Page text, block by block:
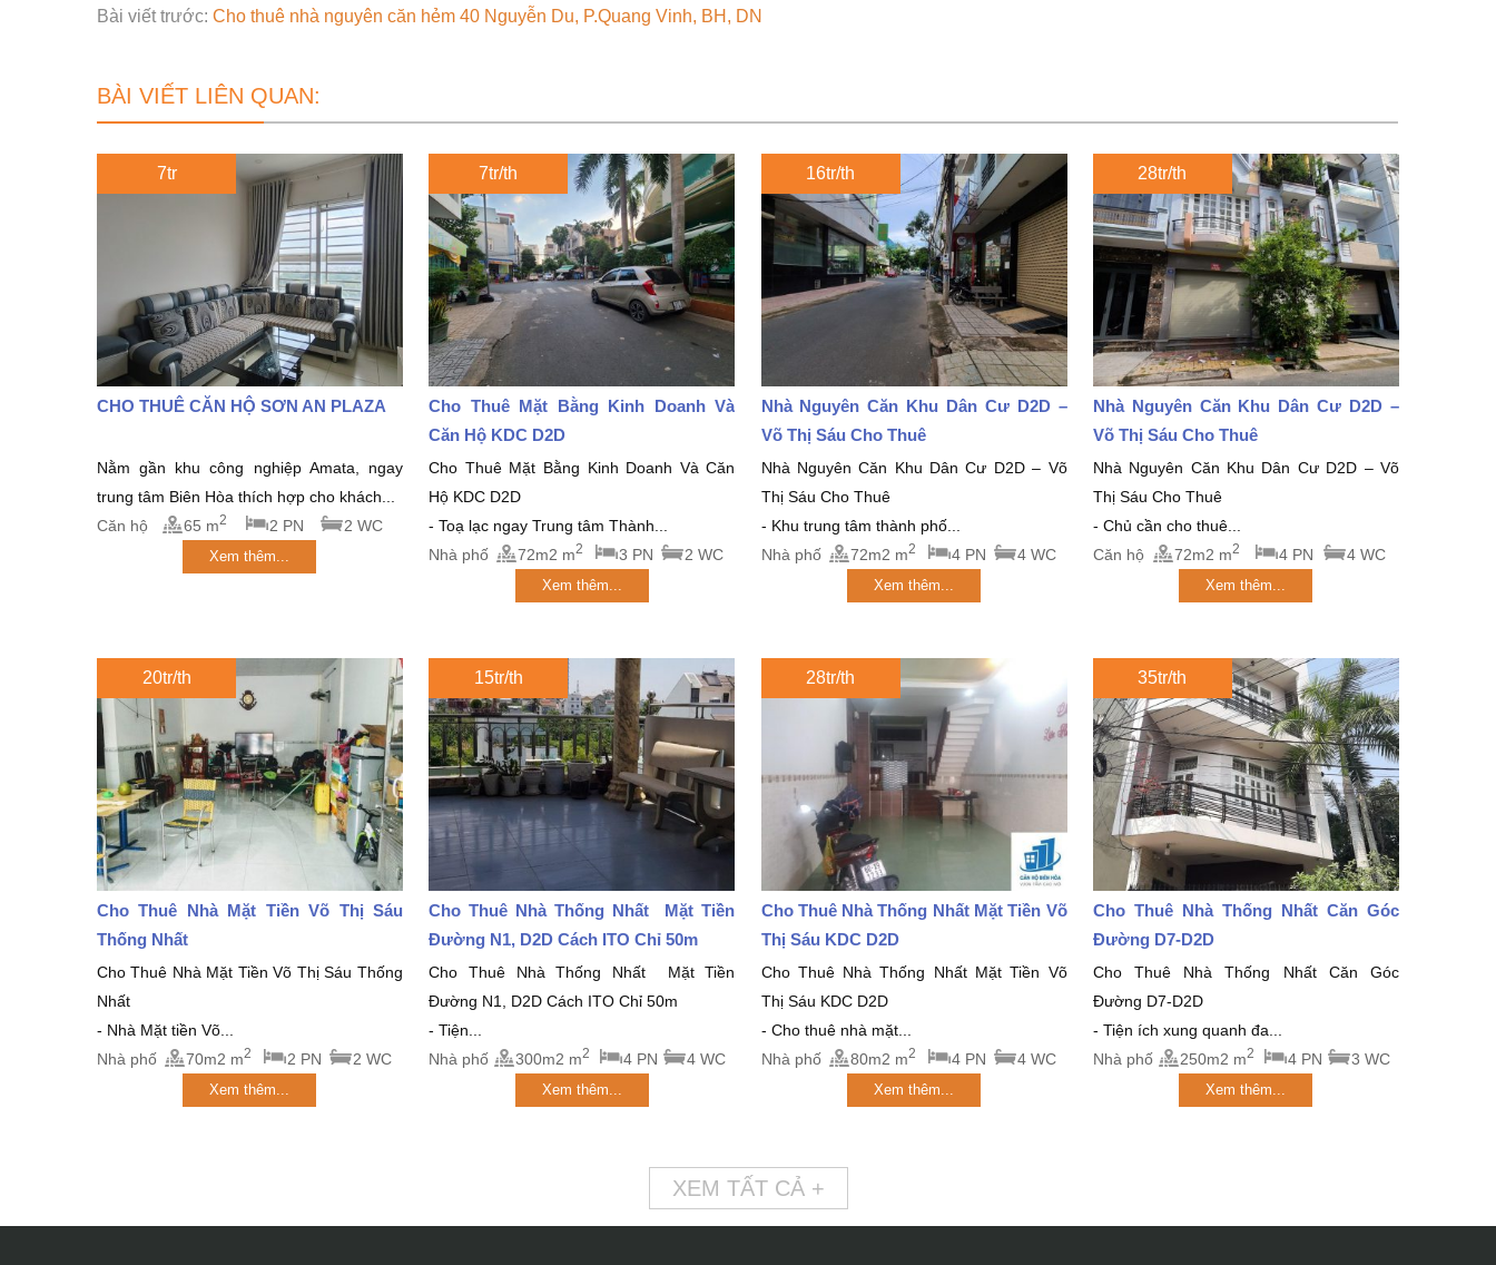
Bài viết trước: Cho thuê nhà nguyên căn hẻm 40 Nguyễn Du, P.Quang Vinh, BH, DN
BÀI VIẾT LIÊN QUAN:
7tr
CHO THUÊ CĂN HỘ SƠN AN PLAZA
Nằm gần khu công nghiệp Amata, ngay
trung tâm Biên Hòa thích hợp cho khách...
Căn hộ
65 m2 2 PN 2 WC
Xem thêm...
7tr/th
Cho Thuê Mặt Bằng Kinh Doanh Và
Căn Hộ KDC D2D
Cho Thuê Mặt Bằng Kinh Doanh Và Căn
Hộ KDC D2D
- Toạ lạc ngay Trung tâm Thành...
Nhà phố
72m2 m2 3 PN 2 WC
Xem thêm...
16tr/th
Nhà Nguyên Căn Khu Dân Cư D2D –
Võ Thị Sáu Cho Thuê
Nhà Nguyên Căn Khu Dân Cư D2D – Võ
Thị Sáu Cho Thuê
- Khu trung tâm thành phố...
Nhà phố
72m2 m2 4 PN 4 WC
Xem thêm...
28tr/th
Nhà Nguyên Căn Khu Dân Cư D2D –
Võ Thị Sáu Cho Thuê
Nhà Nguyên Căn Khu Dân Cư D2D – Võ
Thị Sáu Cho Thuê
- Chủ cần cho thuê...
Căn hộ
72m2 m2 4 PN 4 WC
Xem thêm...
20tr/th
Cho Thuê Nhà Mặt Tiền Võ Thị Sáu
Thống Nhất
Cho Thuê Nhà Mặt Tiền Võ Thị Sáu Thống
Nhất
- Nhà Mặt tiền Võ...
Nhà phố
70m2 m2 2 PN 2 WC
Xem thêm...
15tr/th
Cho Thuê Nhà Thống Nhất Mặt Tiền
Đường N1, D2D Cách ITO Chỉ 50m
Cho Thuê Nhà Thống Nhất Mặt Tiền
Đường N1, D2D Cách ITO Chỉ 50m
- Tiện...
Nhà phố
300m2 m2 4 PN 4 WC
Xem thêm...
28tr/th
Cho Thuê Nhà Thống Nhất Mặt Tiền Võ
Thị Sáu KDC D2D
Cho Thuê Nhà Thống Nhất Mặt Tiền Võ
Thị Sáu KDC D2D
- Cho thuê nhà mặt...
Nhà phố
80m2 m2 4 PN 4 WC
Xem thêm...
35tr/th
Cho Thuê Nhà Thống Nhất Căn Góc
Đường D7-D2D
Cho Thuê Nhà Thống Nhất Căn Góc
Đường D7-D2D
- Tiện ích xung quanh đa...
Nhà phố
250m2 m2 4 PN 3 WC
Xem thêm...
XEM TẤT CẢ +